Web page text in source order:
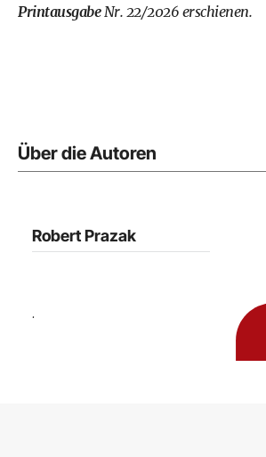
PrintausgabeNr. 22/2026 erschienen.
Über die Autoren
Robert Prazak
.